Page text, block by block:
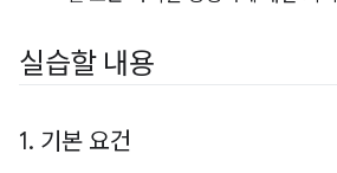
실습할 내용
1. 기본 요건